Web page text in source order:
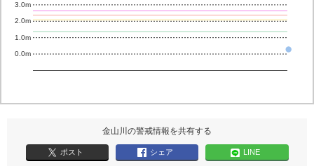
0.0m
1.0m
2.0m
3.0m
金山川の警戒情報を共有する
ポスト シェア LINE